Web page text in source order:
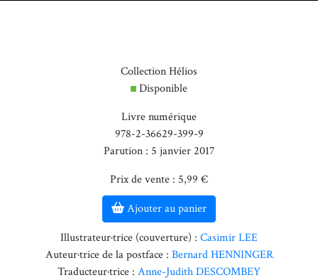
Collection Hélios
Disponible
Livre numérique
978-2-36629-399-9
Parution : 5 janvier 2017
Prix de vente : 5,99 €
Ajouter au panier
Illustrateur·trice (couverture) : Casimir LEE
Auteur·trice de la postface : Bernard HENNINGER
Traducteur·trice : Anne-Judith DESCOMBEY